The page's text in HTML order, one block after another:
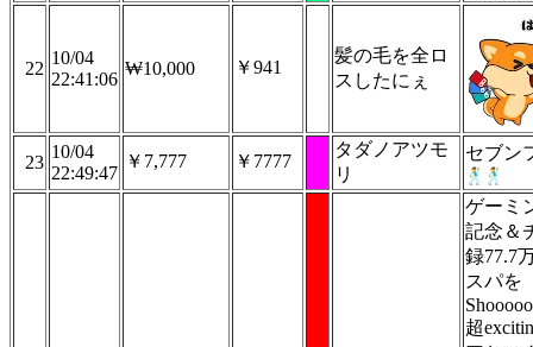
22
10/04
22:41:06
₩10,000 ￥941
髪の毛を全ロ
スしたにぇ
23
10/04
22:49:47
￥7,777 ￥7777
タダノアツモ
リ
セブン
ゲーミ
記念＆
録77.7
スパを
超